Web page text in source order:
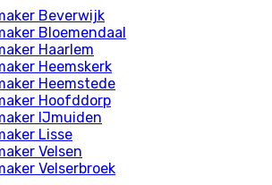
Beverwijk
Bloemendaal
Haarlem
Heemskerk
Heemstede
Hoofddorp
IJmuiden
Lisse
Velsen
Velserbroek